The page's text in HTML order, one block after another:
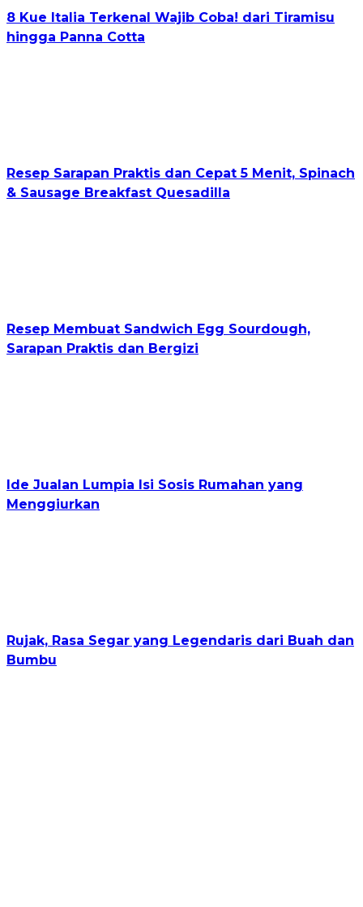
8 Kue Italia Terkenal Wajib Coba! dari Tiramisu
hingga Panna Cotta
Resep Sarapan Praktis dan Cepat 5 Menit, Spinach
& Sausage Breakfast Quesadilla
Resep Membuat Sandwich Egg Sourdough,
Sarapan Praktis dan Bergizi
Ide Jualan Lumpia Isi Sosis Rumahan yang
Menggiurkan
Rujak, Rasa Segar yang Legendaris dari Buah dan
Bumbu